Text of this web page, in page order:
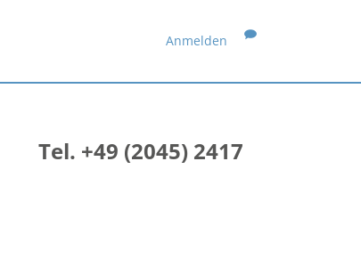
Anmelden
Tel. +49 (2045) 2417